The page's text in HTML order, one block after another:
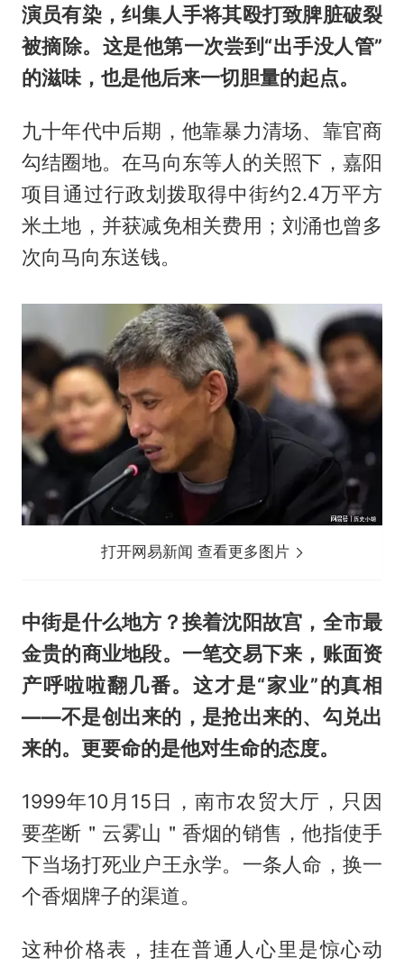
演员有染，纠集人手将其殴打致脾脏破裂
被摘除。这是他第一次尝到“出手没人管”
的滋味，也是他后来一切胆量的起点。
九十年代中后期，他靠暴力清场、靠官商
勾结圈地。在马向东等人的关照下，嘉阳
项目通过行政划拨取得中街约2.4万平方
米土地，并获减免相关费用；刘涌也曾多
次向马向东送钱。
打开网易新闻 查看更多图片
中街是什么地方？挨着沈阳故宫，全市最
金贵的商业地段。一笔交易下来，账面资
产呼啦啦翻几番。这才是“家业”的真相
——不是创出来的，是抢出来的、勾兑出
来的。更要命的是他对生命的态度。
1999年10月15日，南市农贸大厅，只因
要垄断＂云雾山＂香烟的销售，他指使手
下当场打死业户王永学。一条人命，换一
个香烟牌子的渠道。
这种价格表，挂在普通人心里是惊心动